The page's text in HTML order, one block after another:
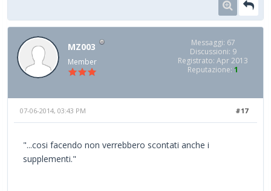
MZ003
Member
Messaggi: 67
Discussioni: 9
Registrato: Apr 2013
Reputazione: 1
#17
07-06-2014, 03:43 PM
"...cosi facendo non verrebbero scontati anche i
supplementi."